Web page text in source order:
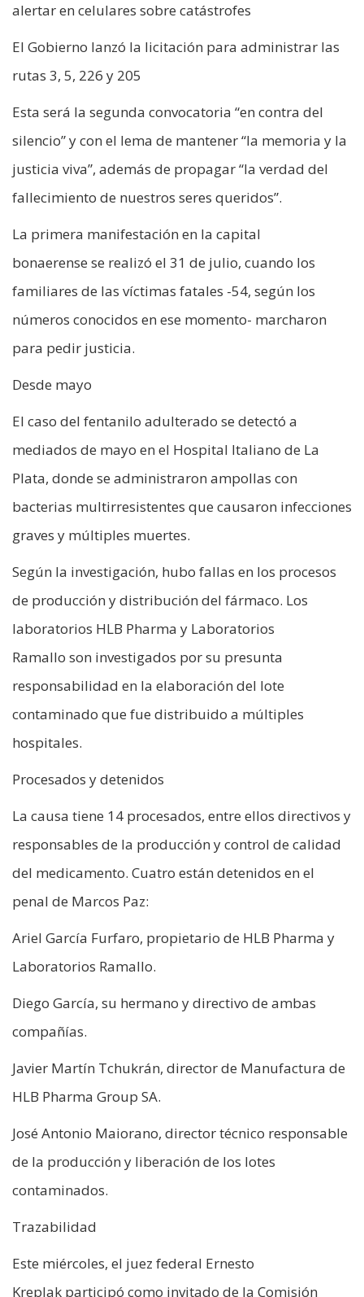
alertar en celulares sobre catástrofes
El Gobierno lanzó la licitación para administrar las
rutas 3, 5, 226 y 205
Esta será la segunda convocatoria “en contra del
silencio” y con el lema de mantener “la memoria y la
justicia viva”, además de propagar “la verdad del
fallecimiento de nuestros seres queridos”.
La primera manifestación en la capital
bonaerense se realizó el 31 de julio, cuando los
familiares de las víctimas fatales -54, según los
números conocidos en ese momento- marcharon
para pedir justicia.
Desde mayo
El caso del fentanilo adulterado se detectó a
mediados de mayo en el Hospital Italiano de La
Plata, donde se administraron ampollas con
bacterias multirresistentes que causaron infecciones
graves y múltiples muertes.
Según la investigación, hubo fallas en los procesos
de producción y distribución del fármaco. Los
laboratorios HLB Pharma y Laboratorios
Ramallo son investigados por su presunta
responsabilidad en la elaboración del lote
contaminado que fue distribuido a múltiples
hospitales.
Procesados y detenidos
La causa tiene 14 procesados, entre ellos directivos y
responsables de la producción y control de calidad
del medicamento. Cuatro están detenidos en el
penal de Marcos Paz:
Ariel García Furfaro, propietario de HLB Pharma y
Laboratorios Ramallo.
Diego García, su hermano y directivo de ambas
compañías.
Javier Martín Tchukrán, director de Manufactura de
HLB Pharma Group SA.
José Antonio Maiorano, director técnico responsable
de la producción y liberación de los lotes
contaminados.
Trazabilidad
Este miércoles, el juez federal Ernesto
Kreplak participó como invitado de la Comisión